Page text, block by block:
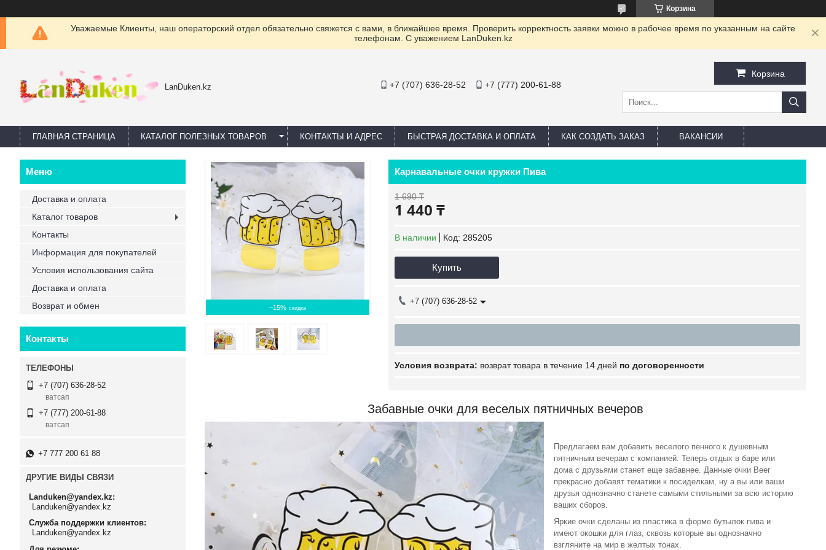
Корзина
Уважаемые Клиенты, наш операторский отдел обязательно свяжется с вами, в ближайшее время. Проверить корректность заявки можно в рабочее время по указанным на сайте
телефонам. С уважением LanDuken.kz
LanDuken.kz +7 (707) 636-28-52 +7 (777) 200-61-88
Корзина
ГЛАВНАЯ СТРАНИЦА КАТАЛОГ ПОЛЕЗНЫХ ТОВАРОВ КОНТАКТЫ И АДРЕС БЫСТРАЯ ДОСТАВКА И ОПЛАТА КАК СОЗДАТЬ ЗАКАЗ ВАКАНСИИ
–15%
Карнавальные очки кружки Пива
1 690 ₸
1 440 ₸
В наличии Код: 285205
Купить
+7 (707) 636-28-52
возврат товара в течение 14 дней по договоренности
Забавные очки для веселых пятничных вечеров
Предлагаем вам добавить веселого пенного к душевным
пятничным вечерам с компанией. Теперь отдых в баре или
дома с друзьями станет еще забавнее. Данные очки Beer
прекрасно добавят тематики к посиделкам, ну а вы или ваши
друзья однозначно станете самыми стильными за всю историю
ваших сборов.
Яркие очки сделаны из пластика в форме бутылок пива и
имеют окошки для глаз, сквозь которые вы однозначно
взгляните на мир в желтых тонах.
Доставка и оплата
Каталог товаров
Контакты
Информация для покупателей
Условия использования сайта
Доставка и оплата
Возврат и обмен
Контакты
+7 (707) 636-28-52
ватсап
+7 (777) 200-61-88
ватсап
+7 777 200 61 88
ДРУГИЕ ВИДЫ СВЯЗИ
Landuken@yandex.kz
Landuken@yandex.kz
Служба поддержки клиентов
Landuken@yandex.kz